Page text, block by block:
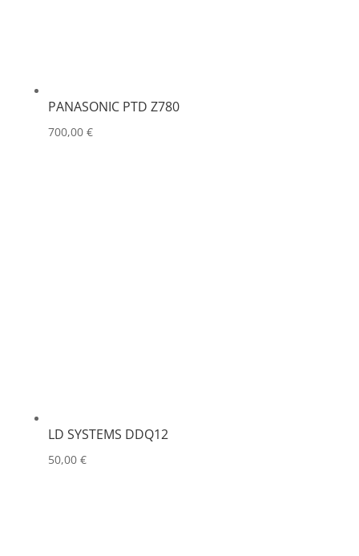
PANASONIC PTD Z780
700,00 €
LD SYSTEMS DDQ12
50,00 €